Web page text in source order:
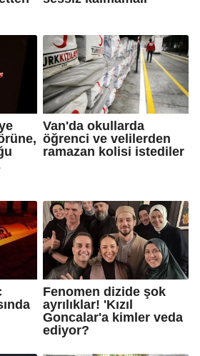
Van'da okullarda
öğrenci ve velilerden
ramazan kolisi istediler
Fenomen dizide şok
ayrılıklar! 'Kızıl
Goncalar'a kimler veda
ediyor?